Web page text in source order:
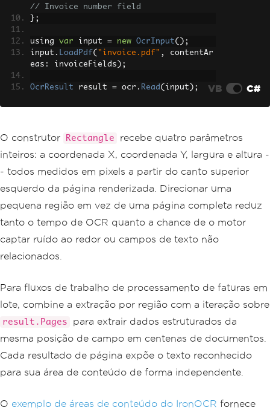
// Invoice number field
};
using var input = new OcrInput();
input . LoadPdf( "invoice.pdf" ,
contentAr
eas : invoiceFields );
OcrResult result = ocr . Read ( input );
VB C#
O construtor Rectangle
recebe quatro parâmetros
inteiros: a coordenada X, coordenada Y, largura e altura -
- todos medidos em pixels a partir do canto superior
esquerdo da página renderizada. Direcionar uma
pequena região em vez de uma página completa reduz
tanto o tempo de OCR quanto a chance de o motor
captar ruído ao redor ou campos de texto não
relacionados.
Para fluxos de trabalho de processamento de faturas em
lote, combine a extração por região com a iteração sobre
result.Pages
para extrair dados estruturados da
mesma posição de campo em centenas de documentos.
Cada resultado de página expõe o texto reconhecido
para sua área de conteúdo de forma independente.
O exemplo de áreas de conteúdo do IronOCR fornece